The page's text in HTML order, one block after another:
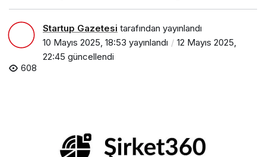
Startup Gazetesi tarafından yayınlandı
10 Mayıs 2025, 18:53 yayınlandı
12 Mayıs 2025,
22:45 güncellendi
608